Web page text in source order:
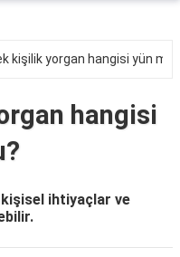
kişilik yorgan hangisi yün mü
hangisi
ihtiyaçlar ve